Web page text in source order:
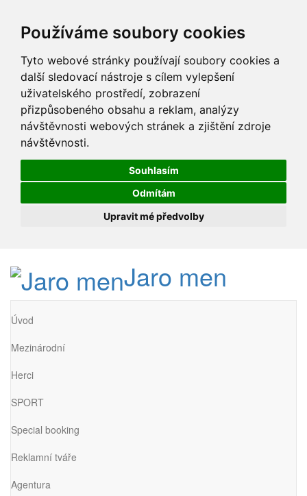
Používáme soubory cookies
Tyto webové stránky používají soubory cookies a
další sledovací nástroje s cílem vylepšení
uživatelského prostředí, zobrazení
přizpůsobeného obsahu a reklam, analýzy
návštěvnosti webových stránek a zjištění zdroje
návštěvnosti.
Souhlasím
Odmítám
Upravit mé předvolby
Jaro men
Úvod
Mezinárodní
Herci
SPORT
Special booking
Reklamní tváře
Agentura